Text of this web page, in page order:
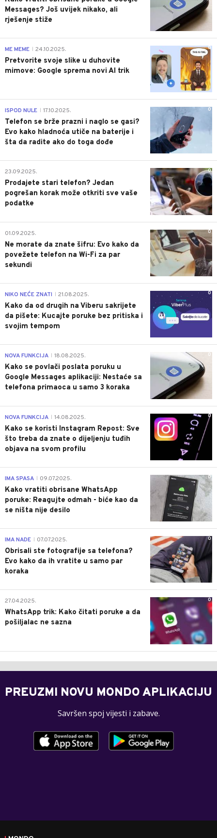
Messages? Još uvijek nikako, ali
rješenje stiže
0
ME MEME 24.10.2025.
Pretvorite svoje slike u duhovite
mimove: Google sprema novi AI trik
0
ISPOD NULE 17.10.2025.
Telefon se brže prazni i naglo se gasi?
Evo kako hladnoća utiče na baterije i
šta da radite ako do toga dođe
0
23.09.2025.
Prodajete stari telefon? Jedan
pogrešan korak može otkriti sve vaše
podatke
0
01.09.2025.
Ne morate da znate šifru: Evo kako da
povežete telefon na Wi-Fi za par
sekundi
0
NIKO NEĆE ZNATI 21.08.2025.
Kako da od drugih na Viberu sakrijete
da pišete: Kucajte poruke bez pritiska i
svojim tempom
0
NOVA FUNKCIJA 18.08.2025.
Kako se povlači poslata poruku u
Google Messages aplikaciji: Nestaće sa
telefona primaoca u samo 3 koraka
0
NOVA FUNKCIJA 14.08.2025.
Kako se koristi Instagram Repost: Sve
što treba da znate o dijeljenju tuđih
objava na svom profilu
0
IMA SPASA 09.07.2025.
Kako vratiti obrisane WhatsApp
poruke: Reagujte odmah - biće kao da
se ništa nije desilo
0
IMA NADE 07.07.2025.
Obrisali ste fotografije sa telefona?
Evo kako da ih vratite u samo par
koraka
0
27.04.2025.
WhatsApp trik: Kako čitati poruke a da
pošiljalac ne sazna
PREUZMI NOVU MONDO APLIKACIJU
Savršen spoj vijesti i zabave.